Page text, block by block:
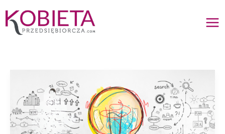
do
treści
pomysłów
na
rozwój
biznesu